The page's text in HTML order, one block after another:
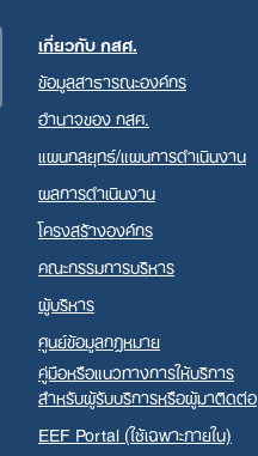
เกี่ยวกับ กสศ.
ข้อมูลสาธารณะองค์กร
อำนาจของ กสศ.
แผนกลยุทธ์/แผนการดำเนินงาน
ผลการดำเนินงาน
โครงสร้างองค์กร
คณะกรรมการบริหาร
ผู้บริหาร
ศูนย์ข้อมูลกฎหมาย
คู่มือหรือแนวทางการให้บริการ
สำหรับผู้รับบริการหรือผู้มาติดต่อ
EEF Portal (ใช้เฉพาะภายใน)